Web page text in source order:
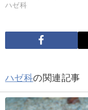
ハゼ科
ハゼ科の関連記事